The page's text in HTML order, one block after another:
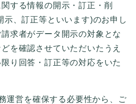
する情報の開示・訂正・削
示、訂正等といいます)のお申し
求者がデータ開示の対象とな
を確認させていただいたうえ
り回答・訂正等の対応をいた
運営を確保する必要性から、ご